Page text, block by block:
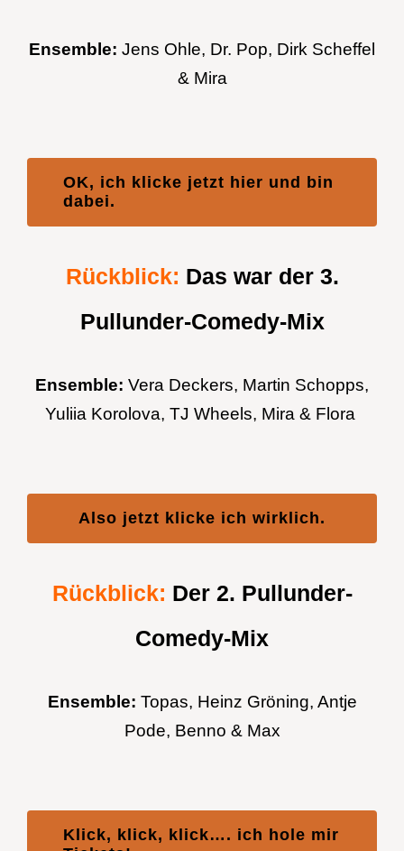
Ensemble: Jens Ohle, Dr. Pop, Dirk Scheffel
& Mira
OK, ich klicke jetzt hier und bin
dabei.
Rückblick: Das war der 3.
Pullunder-Comedy-Mix
Ensemble: Vera Deckers, Martin Schopps,
Yuliia Korolova, TJ Wheels, Mira & Flora
Also jetzt klicke ich wirklich.
Rückblick: Der 2. Pullunder-
Comedy-Mix
Ensemble: Topas, Heinz Gröning, Antje
Pode, Benno & Max
Klick, klick, klick…. ich hole mir